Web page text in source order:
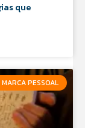
que
MARCA PESSOAL